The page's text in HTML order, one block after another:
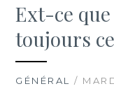
Ext-ce
toujours
GÉNÉRAL /